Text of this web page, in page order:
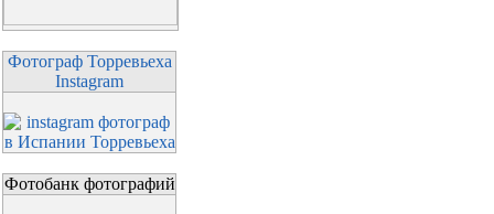
Фотограф Торревьеха
Instagram
Фотобанк фотографий